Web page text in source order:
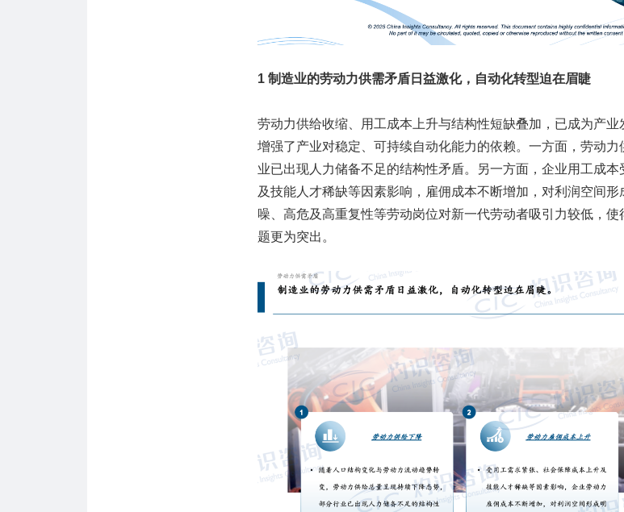
1 制造业的劳动力供需矛盾日益激化，自动化转型迫在眉睫
劳动力供给收缩、用工成本上升与结构性短缺叠加，已成为产
增强了产业对稳定、可持续自动化能力的依赖。一方面，劳动
业已出现人力储备不足的结构性矛盾。另一方面，企业用工成
及技能人才稀缺等因素影响，雇佣成本不断增加，对利润空间
噪、高危及高重复性等劳动岗位对新一代劳动者吸引力较低，使
题更为突出。